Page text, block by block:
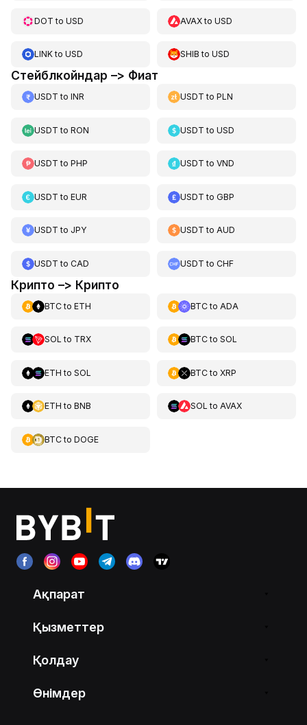
DOT to USD AVAXtoUSD
LINKto USD SHIB toUSD
Стейблкойндар –> Фиат
USDT to INR USDT toPLN
USDT to RON USDT toUSD
USDT to PHP USDT toVND
USDT to EUR USDT toGBP
USDT to JPY USDT toAUD
USDT to CAD USDT toCHF
Крипто –> Крипто
BTCto ETH BTCto ADA
SOL to TRX BTCto SOL
ETH to SOL BTCto XRP
ETH to BNB SOL to AVAX
BTCto DOGE
Ақпарат
Қызметтер
Қолдау
Өнімдер